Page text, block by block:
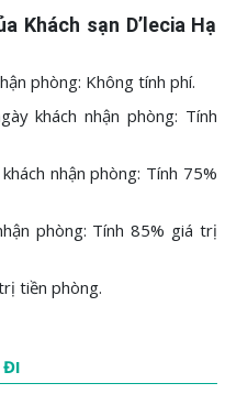
Khách sạn D’lecia Hạ
phòng: Không tính phí.
khách nhận phòng: Tính
nhận phòng: Tính 75%
phòng: Tính 85% giá trị
tiền phòng.
ĐI